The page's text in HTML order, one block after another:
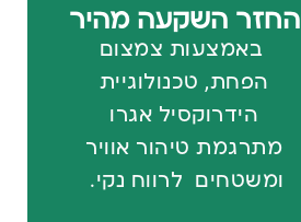
החזר השקעה מהיר
באמצעות צמצום
הפחת, טכנולוגיית
הידרוקסיל אגרו
מתרגמת טיהור אוויר
ומשטחים לרווח נקי.